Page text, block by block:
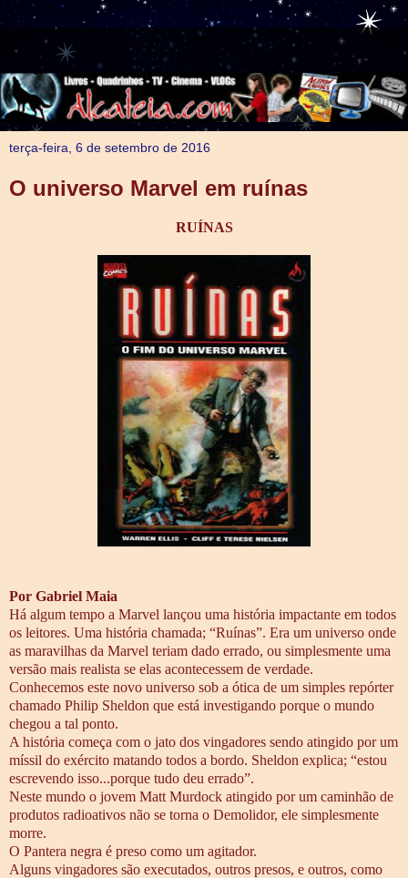
terça-feira, 6 de setembro de 2016
O universo Marvel em ruínas
RUÍNAS
Por Gabriel Maia
Há algum tempo a Marvel lançou uma história impactante em todos
os leitores. Uma história chamada; “Ruínas”. Era um universo onde
as maravilhas da Marvel teriam dado errado, ou simplesmente uma
versão mais realista se elas acontecessem de verdade.
Conhecemos este novo universo sob a ótica de um simples repórter
chamado Philip Sheldon que está investigando porque o mundo
chegou a tal ponto.
A história começa com o jato dos vingadores sendo atingido por um
míssil do exército matando todos a bordo. Sheldon explica; “estou
escrevendo isso...porque tudo deu errado”.
Neste mundo o jovem Matt Murdock atingido por um caminhão de
produtos radioativos não se torna o Demolidor, ele simplesmente
morre.
O Pantera negra é preso como um agitador.
Alguns vingadores são executados, outros presos, e outros, como